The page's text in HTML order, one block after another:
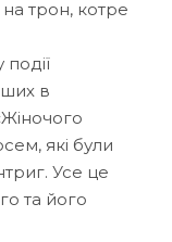
трон, котре
в
які були
Усе це
та його